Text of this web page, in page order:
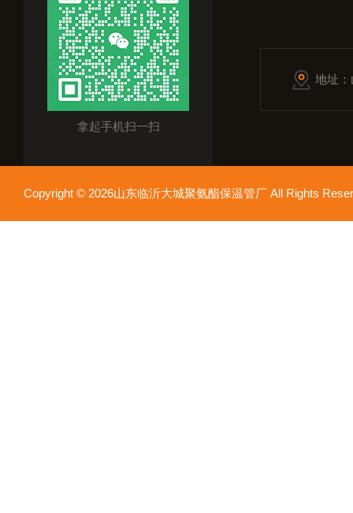
拿起手机扫一扫
地址
Copyright © 2026山东临沂大城聚氨酯保温管厂 All Rights